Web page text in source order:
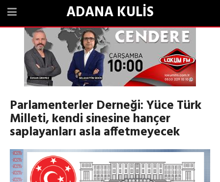
ADANA KULİS
Parlamenterler Derneği: Yüce Türk
Milleti, kendi sinesine hançer
saplayanları asla affetmeyecek